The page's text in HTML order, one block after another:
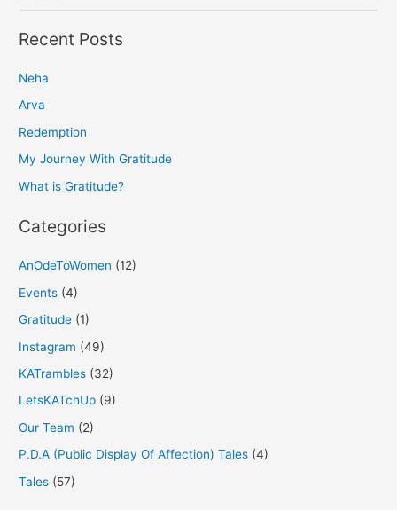
e
a
c
h
f
o
Recent Posts
Neha
Arva
Redemption
My Journey With Gratitude
What is Gratitude?
Categories
AnOdeToWomen (12)
Events (4)
Gratitude (1)
Instagram (49)
KATrambles (32)
LetsKATchUp (9)
Our Team (2)
P.D.A (Public Display Of Affection) Tales (4)
Tales (57)